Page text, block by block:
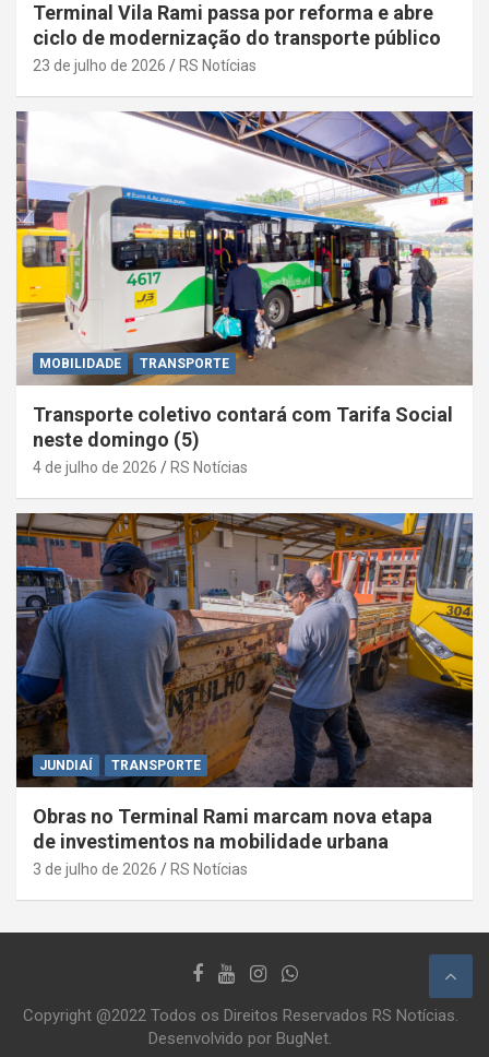
Terminal Vila Rami passa por reforma e abre
ciclo de modernização do transporte público
23 de julho de 2026 RS Notícias
MOBILIDADE TRANSPORTE
Transporte coletivo contará com Tarifa Social
neste domingo (5)
4 de julho de 2026 RS Notícias
JUNDIAÍ TRANSPORTE
Obras no Terminal Rami marcam nova etapa
de investimentos na mobilidade urbana
3 de julho de 2026 RS Notícias
Copyright @2022 Todos os Direitos Reservados RS Notícias.
Desenvolvido por BugNet.